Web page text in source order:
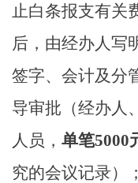
止白条报支有关
后，由经办人写
签字、会计及分
导审批（经办人
人员， 单笔5000
究的会议记录）
；